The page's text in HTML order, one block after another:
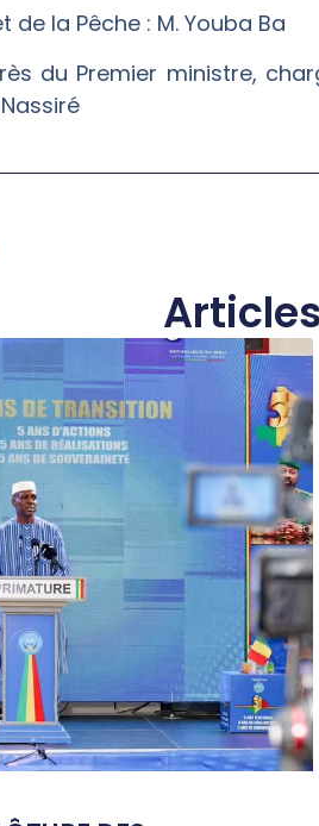
de la Pêche : M. Youba Ba
du Premier ministre,